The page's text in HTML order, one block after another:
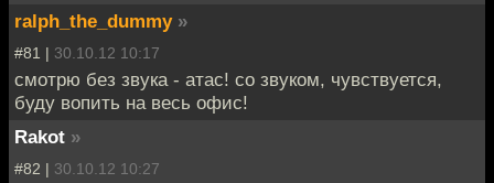
ralph_the_dummy »
#81 | 30.10.12 10:17
смотрю без звука - атас! со звуком, чувствуется,
буду вопить на весь офис!
Rakot »
#82 | 30.10.12 10:27